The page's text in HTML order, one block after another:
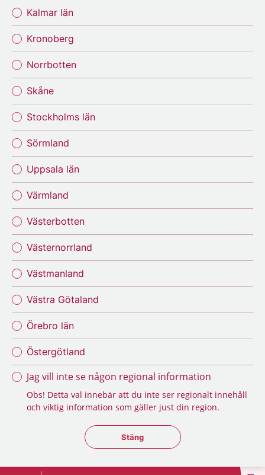
Kalmar län
Kronoberg
Norrbotten
Skåne
Stockholms län
Sörmland
Uppsala län
Värmland
Västerbotten
Västernorrland
Västmanland
Västra Götaland
Örebro län
Östergötland
Jag vill inte se någon regional information
Obs! Detta val innebär att du inte ser regionalt innehåll
och viktig information som gäller just din region.
Stäng regionsväljaren
Stäng